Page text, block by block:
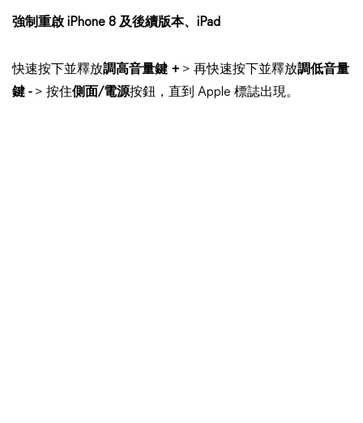
強制重啟 iPhone 8 及後續版本、iPad
快速按下並釋放調高音量鍵 + > 再快速按下並釋放調低音量
鍵 -> 按住側面/電源按鈕，直到 Apple 標誌出現。